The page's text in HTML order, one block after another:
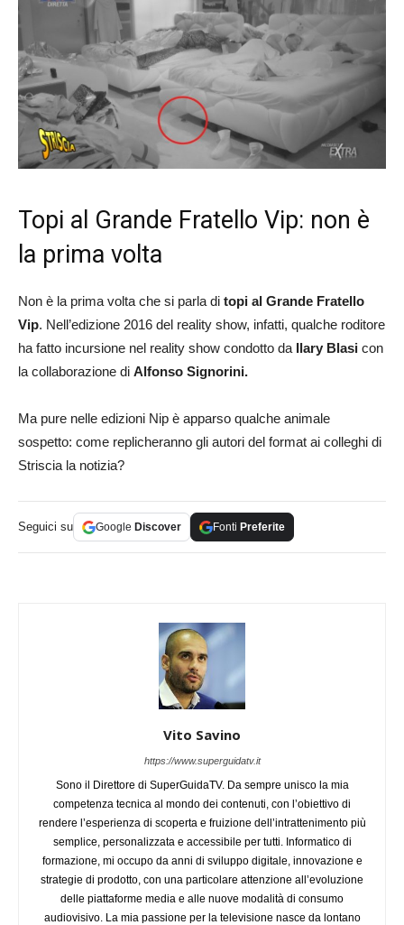
Topi al Grande Fratello Vip: non è
la prima volta
Non è la prima volta che si parla di topi al Grande Fratello
Vip. Nell’edizione 2016 del reality show, infatti, qualche roditore
ha fatto incursione nel reality show condotto da Ilary Blasi con
la collaborazione di Alfonso Signorini.
Ma pure nelle edizioni Nip è apparso qualche animale
sospetto: come replicheranno gli autori del format ai colleghi di
Striscia la notizia?
Seguici su Google Discover Fonti Preferite
Vito Savino
https://www.superguidatv.it
Sono il Direttore di SuperGuidaTV. Da sempre unisco la mia
competenza tecnica al mondo dei contenuti, con l’obiettivo di
rendere l’esperienza di scoperta e fruizione dell’intrattenimento più
semplice, personalizzata e accessibile per tutti. Informatico di
formazione, mi occupo da anni di sviluppo digitale, innovazione e
strategie di prodotto, con una particolare attenzione all’evoluzione
delle piattaforme media e alle nuove modalità di consumo
audiovisivo. La mia passione per la televisione nasce da lontano